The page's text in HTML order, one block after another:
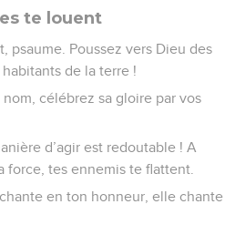
te louent
psaume. Poussez vers Dieu des
de la terre !
célébrez sa gloire par vos
d’agir est redoutable ! A
force, tes ennemis te flattent.
en ton honneur, elle chante